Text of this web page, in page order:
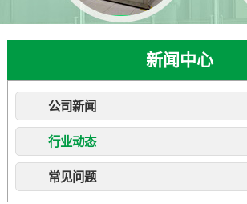
新闻中心
公司新闻
行业动态
常见问题